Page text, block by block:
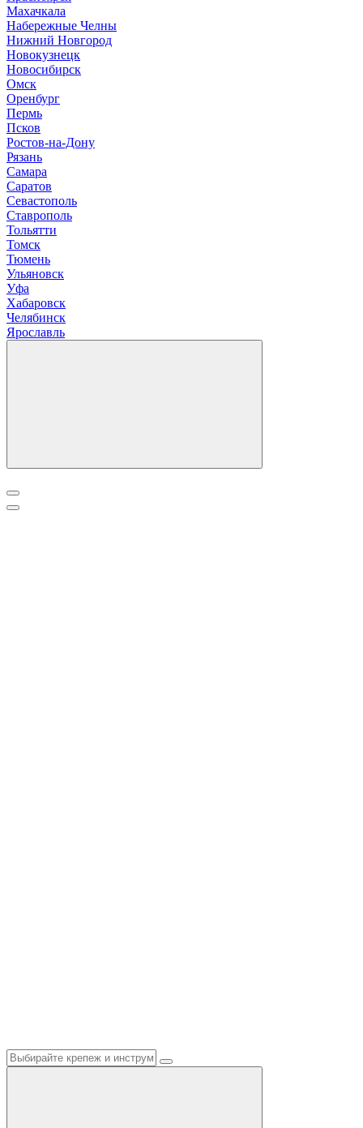
Махачкала
Набережные Челны
Нижний Новгород
Новокузнецк
Новосибирск
Омск
Оренбург
Пермь
Псков
Ростов-на-Дону
Рязань
Самара
Саратов
Севастополь
Ставрополь
Тольятти
Томск
Тюмень
Ульяновск
Уфа
Хабаровск
Челябинск
Ярославль